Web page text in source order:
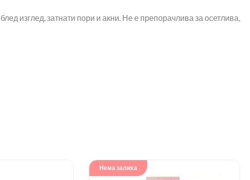
изглед, затнати пори и акни. Не е препорачлива за осетлива,
Нема залиха